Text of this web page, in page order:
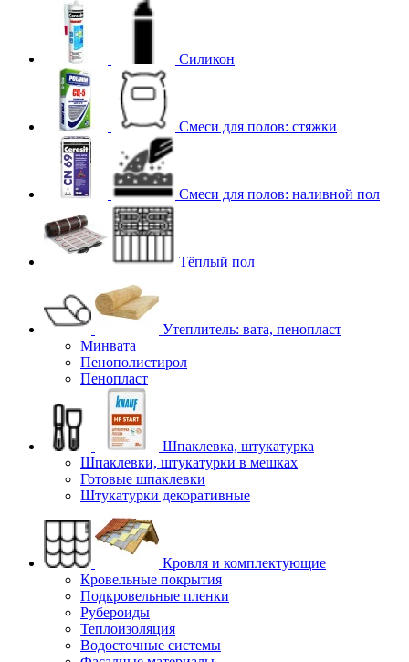
Силикон
Смеси для полов: стяжки
Смеси для полов: наливной пол
Тёплый пол
Утеплитель: вата, пенопласт
Минвата
Пенополистирол
Пенопласт
Шпаклевка, штукатурка
Шпаклевки, штукатурки в мешках
Готовые шпаклевки
Штукатурки декоративные
Кровля и комплектующие
Кровельные покрытия
Подкровельные пленки
Рубероиды
Теплоизоляция
Водосточные системы